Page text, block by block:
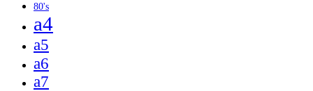
80's
a4
a5
a6
a7